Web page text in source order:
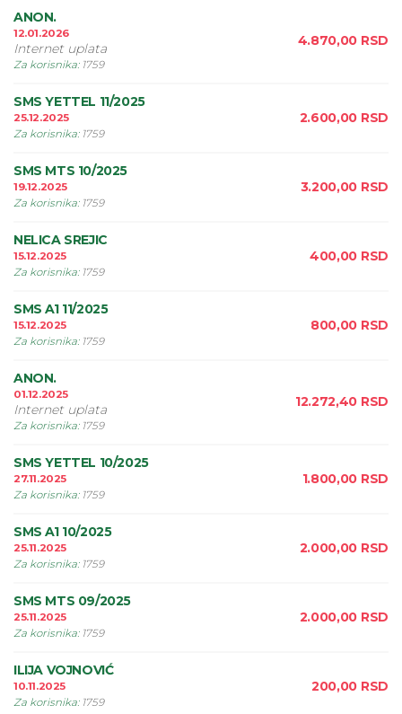
ANON.
12.01.2026
Internet uplata
Za korisnika: 1759
4.870,00 RSD
SMS YETTEL 11/2025
25.12.2025
Za korisnika: 1759
2.600,00 RSD
SMS MTS 10/2025
19.12.2025
Za korisnika: 1759
3.200,00 RSD
NELICA SREJIC
15.12.2025
Za korisnika: 1759
400,00 RSD
SMS A1 11/2025
15.12.2025
Za korisnika: 1759
800,00 RSD
ANON.
01.12.2025
Internet uplata
Za korisnika: 1759
12.272,40 RSD
SMS YETTEL 10/2025
27.11.2025
Za korisnika: 1759
1.800,00 RSD
SMS A1 10/2025
25.11.2025
Za korisnika: 1759
2.000,00 RSD
SMS MTS 09/2025
25.11.2025
Za korisnika: 1759
2.000,00 RSD
ILIJA VOJNOVIĆ
10.11.2025
Za korisnika: 1759
200,00 RSD